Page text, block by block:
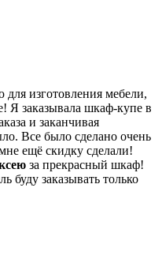
изготовления мебели,
Я заказывала шкаф-купе в
и заканчивая
Все было сделано очень
ещё скидку сделали!
за прекрасный шкаф!
буду заказывать только